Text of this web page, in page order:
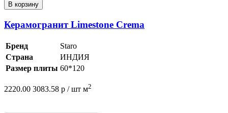
В корзину
Керамогранит Limestone Crema
Бренд
Staro
Страна
ИНДИЯ
Размер плиты 60*120
2220.00 3083.58 р / шт м2